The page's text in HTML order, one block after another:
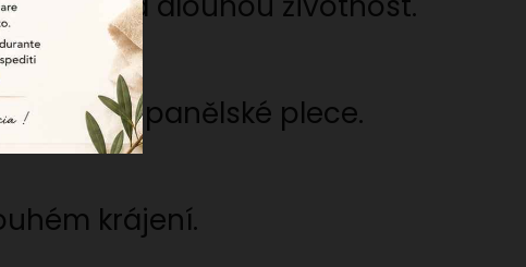
a španělské plece.
krájení.